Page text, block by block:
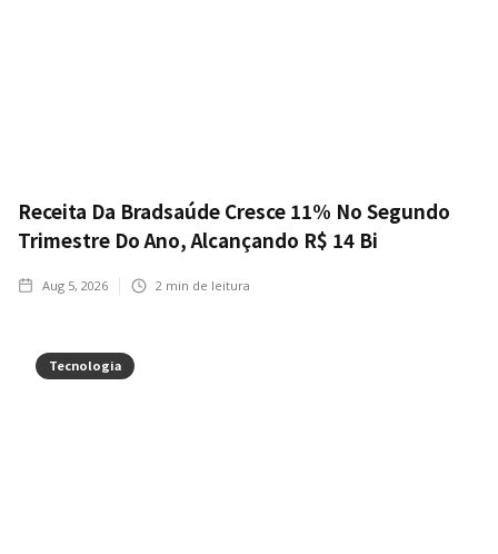
Receita Da Bradsaúde Cresce 11% No Segundo
Trimestre Do Ano, Alcançando R$ 14 Bi
Aug 5, 2026 2 min de leitura
Tecnologia